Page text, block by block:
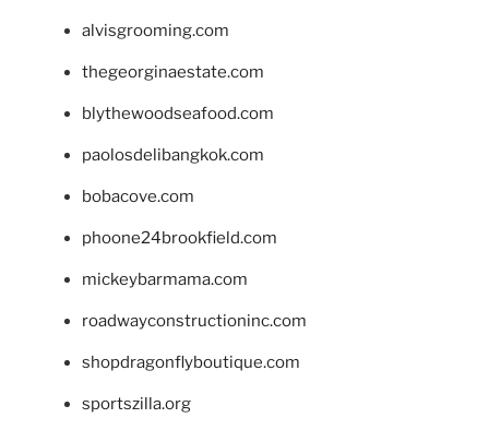
alvisgrooming.com
thegeorginaestate.com
blythewoodseafood.com
paolosdelibangkok.com
bobacove.com
phoone24brookfield.com
mickeybarmama.com
roadwayconstructioninc.com
shopdragonflyboutique.com
sportszilla.org